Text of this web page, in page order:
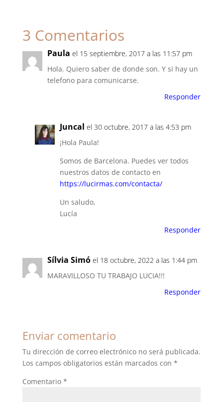
3 Comentarios
Paula el 15 septiembre, 2017 a las 11:57 pm
Hola. Quiero saber de donde son. Y si hay un
telefono para comunicarse.
Responder
Juncal el 30 octubre, 2017 a las 4:53 pm
¡Hola Paula!
Somos de Barcelona. Puedes ver todos
nuestros datos de contacto en
https://lucirmas.com/contacta/
Un saludo,
Lucía
Responder
Sílvia Simó el 18 octubre, 2022 a las 1:44 pm
MARAVILLOSO TU TRABAJO LUCIA!!!
Responder
Enviar comentario
Tu dirección de correo electrónico no será publicada.
Los campos obligatorios están marcados con *
Comentario *